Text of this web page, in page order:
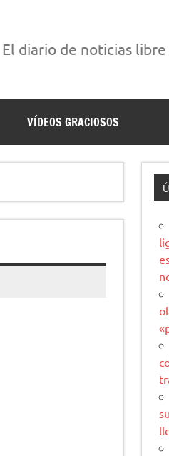
El diario de noticias
VÍDEOS GRACIOSOS